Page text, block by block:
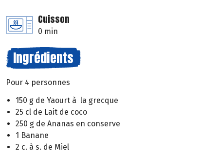
Cuisson
0 min
Ingrédients
Pour 4 personnes
150 g de Yaourt à la grecque
25 cl de Lait de coco
250 g de Ananas en conserve
1 Banane
2 c. à s. de Miel